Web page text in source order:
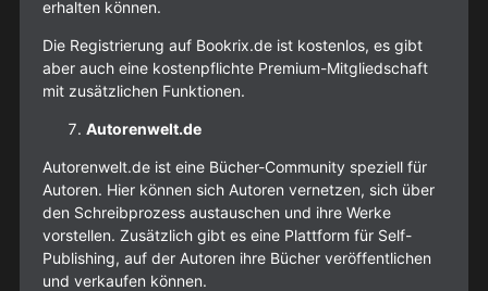
erhalten können.
Die Registrierung auf Bookrix.de ist kostenlos, es gibt
aber auch eine kostenpflichte Premium-Mitgliedschaft
mit zusätzlichen Funktionen.
Autorenwelt.de
Autorenwelt.de ist eine Bücher-Community speziell für
Autoren. Hier können sich Autoren vernetzen, sich über
den Schreibprozess austauschen und ihre Werke
vorstellen. Zusätzlich gibt es eine Plattform für Self-
Publishing, auf der Autoren ihre Bücher veröffentlichen
und verkaufen können.